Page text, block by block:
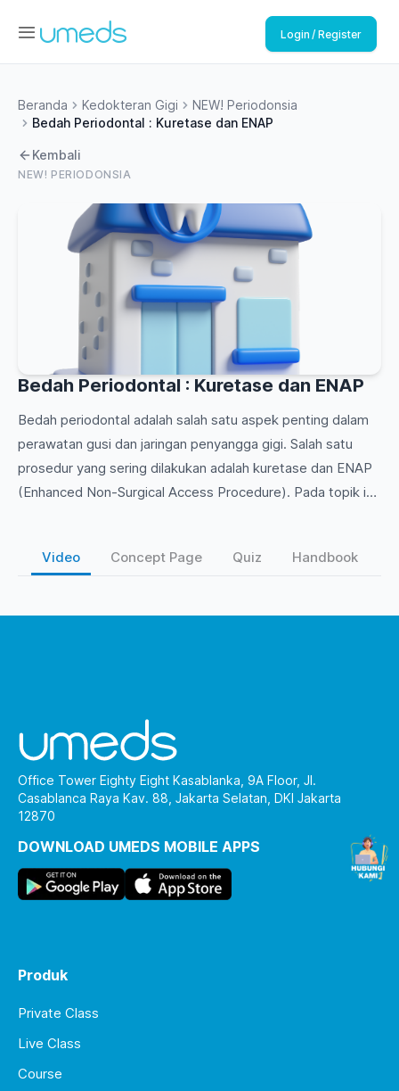
Login / Register
Beranda Kedokteran Gigi
NEW! Periodonsia
Bedah Periodontal : Kuretase dan ENAP
NEW! PERIODONSIA
Kembali
Bedah Periodontal : Kuretase dan ENAP
Bedah periodontal adalah salah satu aspek penting dalam
perawatan gusi dan jaringan penyangga gigi. Salah satu
prosedur yang sering dilakukan adalah kuretase dan ENAP
(Enhanced Non-Surgical Access Procedure). Pada topik ini,
tindakan ENAP yang bertujuan untuk meningkatkan
juga indikasi, kontraindikasi, serta perawatan pasca-
Video Concept Page Quiz Handbook
Office Tower Eighty Eight Kasablanka, 9A Floor, Jl.
Casablanca Raya Kav. 88, Jakarta Selatan, DKI Jakarta
12870
DOWNLOAD UMEDS MOBILE APPS
Produk
Private Class
Live Class
Course